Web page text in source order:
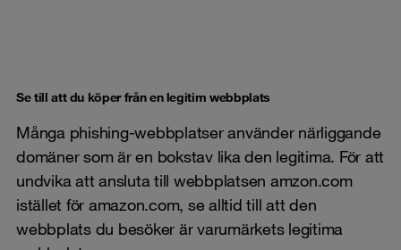
Se till att du köper från en legitim webbplats
Många phishing-webbplatser använder närliggande
domäner som är en bokstav lika den legitima. För att
undvika att ansluta till webbplatsen amzon.com
istället för amazon.com, se alltid till att den
webbplats du besöker är varumärkets legitima